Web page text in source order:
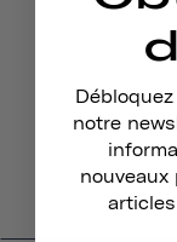
notre